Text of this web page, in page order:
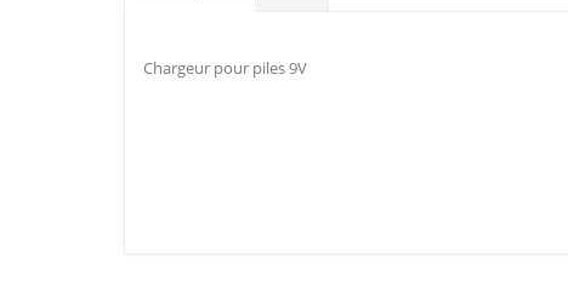
Chargeur pour piles 9V